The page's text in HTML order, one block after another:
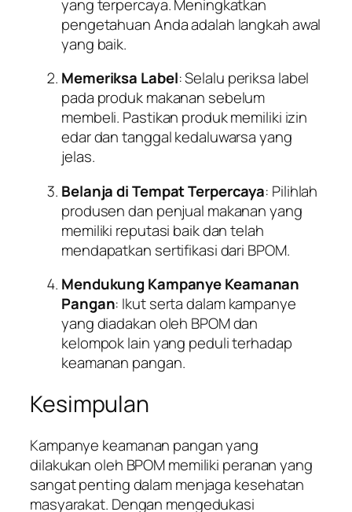
yang terpercaya. Meningkatkan
pengetahuan Anda adalah langkah awal
yang baik.
Memeriksa Label: Selalu periksa label
pada produk makanan sebelum
membeli. Pastikan produk memiliki izin
edar dan tanggal kedaluwarsa yang
jelas.
Belanja di Tempat Terpercaya: Pilihlah
produsen dan penjual makanan yang
memiliki reputasi baik dan telah
mendapatkan sertifikasi dari BPOM.
Mendukung Kampanye Keamanan
Pangan: Ikut serta dalam kampanye
yang diadakan oleh BPOM dan
kelompok lain yang peduli terhadap
keamanan pangan.
Kesimpulan
Kampanye keamanan pangan yang
dilakukan oleh BPOM memiliki peranan yang
sangat penting dalam menjaga kesehatan
masyarakat. Dengan mengedukasi